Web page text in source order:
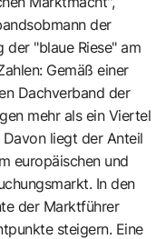
der
der "blaue Riese" am
Gemäß einer
Dachverband der
mehr als ein Viertel
liegt der Anteil
europäischen und
In den
der Marktführer
steigern. Eine